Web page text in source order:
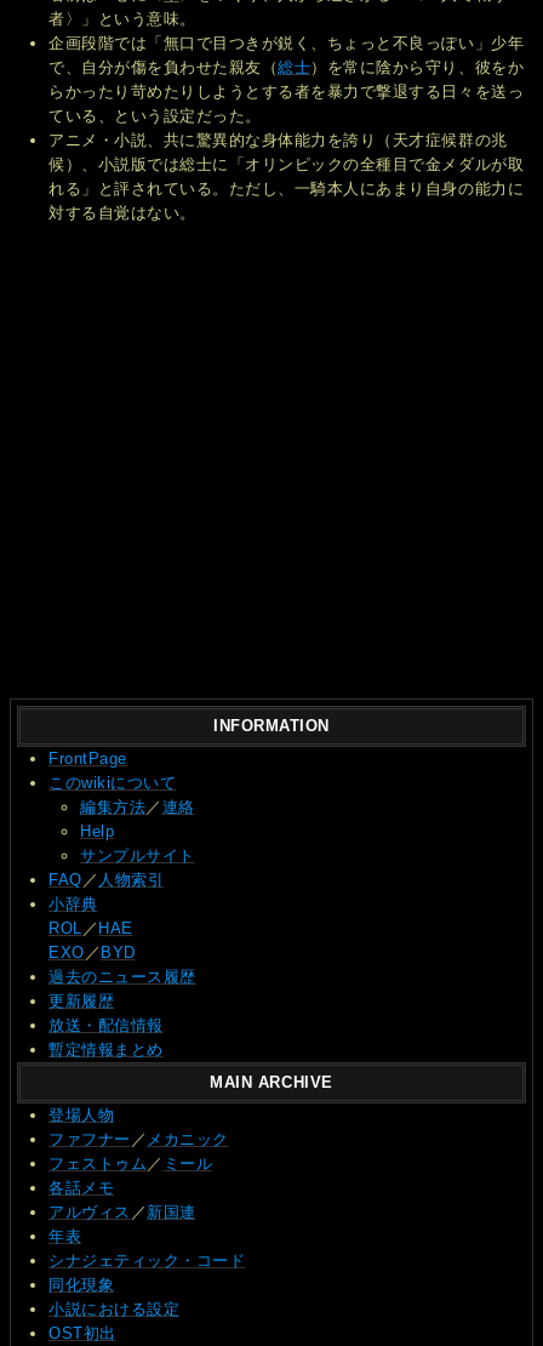
者〉」という意味。
企画段階では「無口で目つきが鋭く、ちょっと不良っぽい」少年
で、自分が傷を負わせた親友（総士）を常に陰から守り、彼をか
らかったり苛めたりしようとする者を暴力で撃退する日々を送っ
ている、という設定だった。
アニメ・小説、共に驚異的な身体能力を誇り（天才症候群の兆
候）、小説版では総士に「オリンピックの全種目で金メダルが取
れる」と評されている。ただし、一騎本人にあまり自身の能力に
対する自覚はない。
INFORMATION
FrontPage
このwikiについて
編集方法 ／ 連絡
Help
サンプルサイト
FAQ ／ 人物索引
小辞典
ROL
／ HAE
EXO ／ BYD
過去のニュース履歴
更新履歴
放送・配信情報
暫定情報まとめ
MAIN ARCHIVE
登場人物
ファフナー ／ メカニック
フェストゥム ／ ミール
各話メモ
アルヴィス ／ 新国連
年表
シナジェティック・コード
同化現象
小説における設定
OST初出